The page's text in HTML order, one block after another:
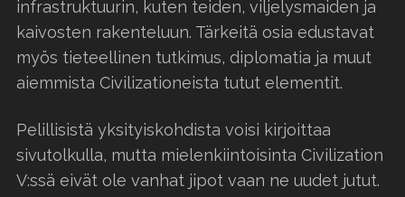
infrastruktuurin, kuten teiden, viljelysmaiden ja
kaivosten rakenteluun. Tärkeitä osia edustavat
myös tieteellinen tutkimus, diplomatia ja muut
aiemmista Civilizationeista tutut elementit.
Pelillisistä yksityiskohdista voisi kirjoittaa
sivutolkulla, mutta mielenkiintoisinta Civilization
V:ssä eivät ole vanhat jipot vaan ne uudet jutut.